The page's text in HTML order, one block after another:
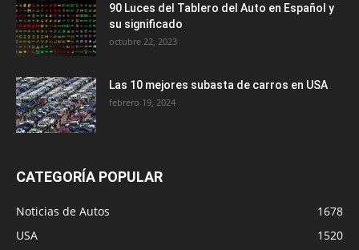
90 Luces del Tablero del Auto en Español y
su significado
octubre 22, 2023
Las 10 mejores subasta de carros en USA
febrero 19, 2024
CATEGORÍA POPULAR
Noticias de Autos
1678
USA
1520